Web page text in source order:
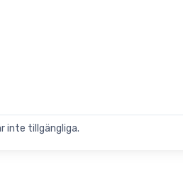
inte tillgängliga.